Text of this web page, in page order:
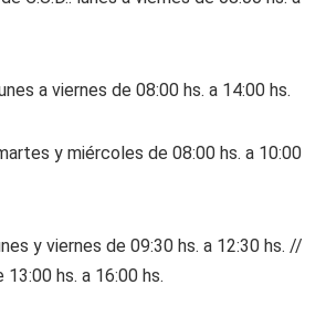
a viernes de 08:00 hs. a 14:00 hs.
y miércoles de 08:00 hs. a 10:00
y viernes de 09:30 hs. a 12:30 hs. //
hs. a 16:00 hs.